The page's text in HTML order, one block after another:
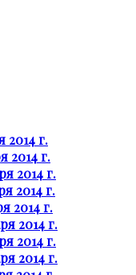
2014 г.
2014 г.
2014 г.
2014 г.
2014 г.
2014 г.
2014 г.
2014 г.